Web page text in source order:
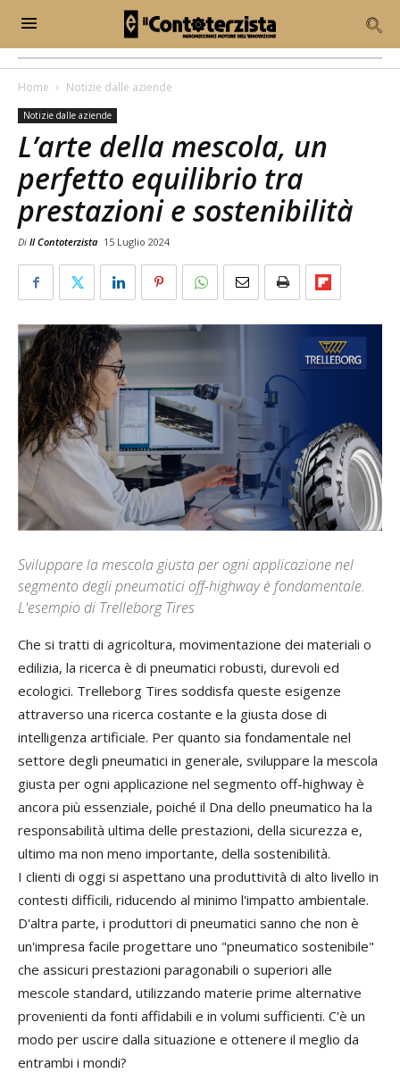
Home Notizie dalle aziende
Notizie dalle aziende
L’arte della mescola, un
perfetto equilibrio tra
prestazioni e sostenibilità
Di Il Contoterzista 15 Luglio 2024
Sviluppare la mescola giusta per ogni applicazione nel
segmento degli pneumatici off-highway è fondamentale.
L'esempio di Trelleborg Tires
Che si tratti di agricoltura, movimentazione dei materiali o
edilizia, la ricerca è di pneumatici robusti, durevoli ed
ecologici. Trelleborg Tires soddisfa queste esigenze
attraverso una ricerca costante e la giusta dose di
intelligenza artificiale. Per quanto sia fondamentale nel
settore degli pneumatici in generale, sviluppare la mescola
giusta per ogni applicazione nel segmento off-highway è
ancora più essenziale, poiché il Dna dello pneumatico ha la
responsabilità ultima delle prestazioni, della sicurezza e,
ultimo ma non meno importante, della sostenibilità.
I clienti di oggi si aspettano una produttività di alto livello in
contesti difficili, riducendo al minimo l'impatto ambientale.
D'altra parte, i produttori di pneumatici sanno che non è
un'impresa facile progettare uno "pneumatico sostenibile"
che assicuri prestazioni paragonabili o superiori alle
mescole standard, utilizzando materie prime alternative
provenienti da fonti affidabili e in volumi sufficienti. C'è un
modo per uscire dalla situazione e ottenere il meglio da
entrambi i mondi?